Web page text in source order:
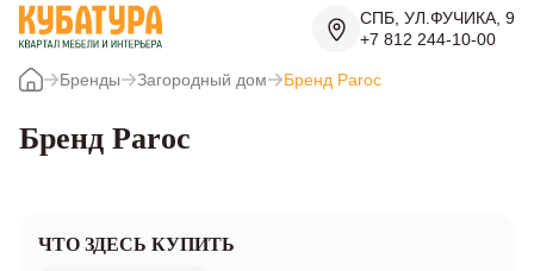
СПБ, УЛ.ФУЧИКА, 9
+7 812 244-10-00
Бренды Загородный дом Бренд Paroc
Бренд Paroc
ЧТО ЗДЕСЬ КУПИТЬ